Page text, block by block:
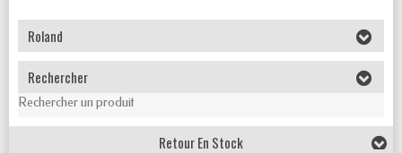
Roland
Rechercher
Rechercher un produit
Retour En Stock